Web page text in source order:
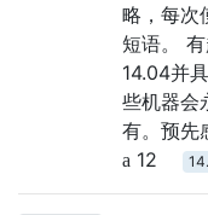
略，每次
短语。
14.04并
些机器会
有。预先
12